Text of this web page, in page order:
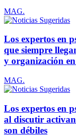
MAG.
Los expertos en
que siempre
y organización
MAG.
Los expertos en
al discutir
son débiles